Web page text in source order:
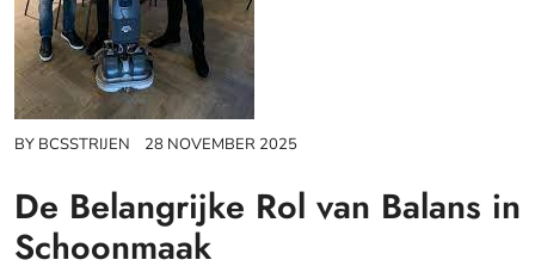
BY BCSSTRIJEN 28 NOVEMBER 2025
De Belangrijke Rol van Balans in
Schoonmaak